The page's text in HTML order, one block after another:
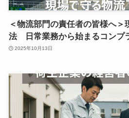
＜物流部門の責任者の皆様へ＞
法 日常業務から始まるコンプ
2025年10月13日